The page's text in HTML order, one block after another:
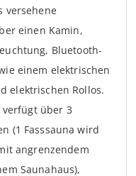
versehene
einen Kamin,
Bluetooth-
einem elektrischen
elektrischen Rollos.
verfügt über 3
(1 Fasssauna wird
angrenzendem
Saunahaus),